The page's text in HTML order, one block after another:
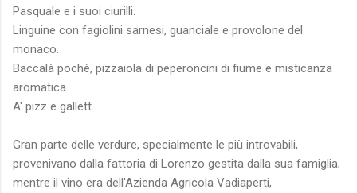
Pasquale e i suoi ciurilli.
Linguine con fagiolini sarnesi, guanciale e provolone del
monaco.
Baccalà pochè, pizzaiola di peperoncini di fiume e misticanza
aromatica.
A' pizz e gallett.
Gran parte delle verdure, specialmente le più introvabili,
provenivano dalla fattoria di Lorenzo gestita dalla sua famiglia;
mentre il vino era dell'Azienda Agricola Vadiaperti,